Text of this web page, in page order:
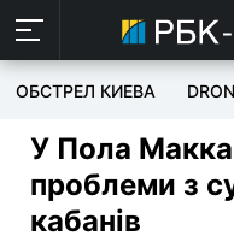
ОБСТРЕЛ КИЕВА
У Пола
проблеми з
кабанів